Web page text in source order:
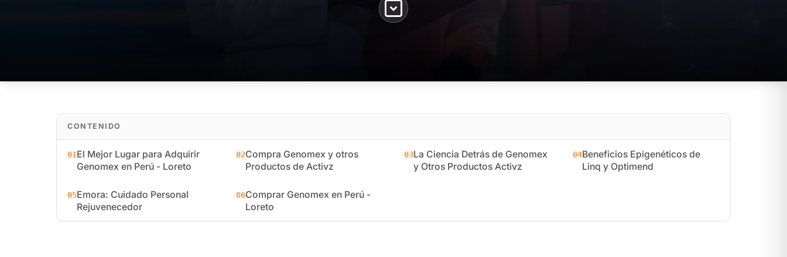
CONTENIDO
01El Mejor Lugar para Adquirir
Genomex en Perú - Loreto
02Compra Genomex y otros
Productos de Activz
03La Ciencia Detrás de Genomex
y Otros Productos Activz
04Beneficios Epigenéticos de
Linq y Optimend
05Emora: Cuidado Personal
Rejuvenecedor
06Comprar Genomex en Perú -
Loreto